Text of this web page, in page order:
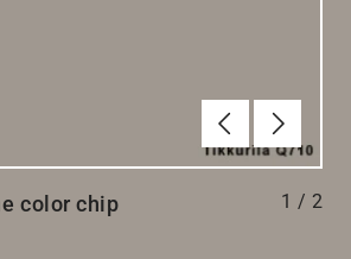
Föregående
Nästa
color chip 1 / 2